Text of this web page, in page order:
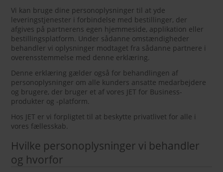
Vi kan bruge dine personoplysninger til at yde
leveringstjenester i forbindelse med bestillinger, der
afgives på partnerens egen hjemmeside, applikation eller
bestillingsplatform. Under sådanne omstændigheder
behandler vi oplysninger modtaget fra sådanne partnere i
overensstemmelse med denne erklæring.
Denne erklæring gælder også for behandlingen af
personoplysninger om alle kunders ansatte medarbejdere
og brugere, der bruger et af vores JET for Business-
produkter og -platform.
Hos JET er vi forpligtet til at beskytte privatlivet for alle i
vores fællesskab.
Hvilke personoplysninger vi behandler
og hvorfor